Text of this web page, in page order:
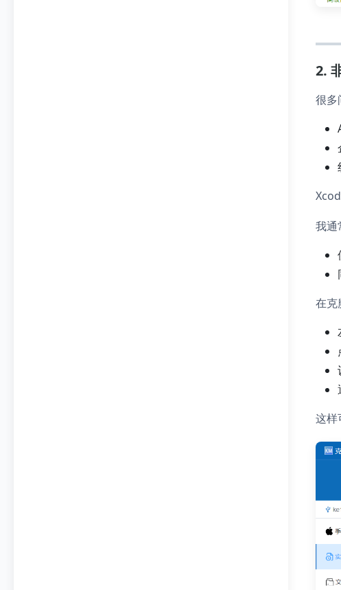
2.
很多
我通
在克
这样